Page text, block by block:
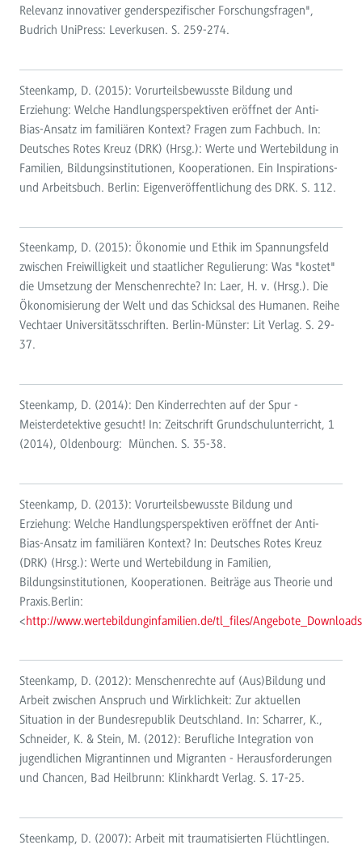
Relevanz innovativer genderspezifischer Forschungsfragen",
Budrich UniPress: Leverkusen. S. 259-274.
Steenkamp, D. (2015): Vorurteilsbewusste Bildung und
Erziehung: Welche Handlungsperspektiven eröffnet der Anti-
Bias-Ansatz im familiären Kontext? Fragen zum Fachbuch. In:
Deutsches Rotes Kreuz (DRK) (Hrsg.): Werte und Wertebildung in
Familien, Bildungsinstitutionen, Kooperationen. Ein Inspirations-
und Arbeitsbuch. Berlin: Eigenveröffentlichung des DRK. S. 112.
Steenkamp, D. (2015): Ökonomie und Ethik im Spannungsfeld
zwischen Freiwilligkeit und staatlicher Regulierung: Was "kostet"
die Umsetzung der Menschenrechte? In: Laer, H. v. (Hrsg.). Die
Ökonomisierung der Welt und das Schicksal des Humanen. Reihe
Vechtaer Universitätsschriften. Berlin-Münster: Lit Verlag. S. 29-
37.
Steenkamp, D. (2014): Den Kinderrechten auf der Spur -
Meisterdetektive gesucht! In: Zeitschrift Grundschulunterricht, 1
(2014), Oldenbourg: München. S. 35-38.
Steenkamp, D. (2013): Vorurteilsbewusste Bildung und
Erziehung: Welche Handlungsperspektiven eröffnet der Anti-
Bias-Ansatz im familiären Kontext? In: Deutsches Rotes Kreuz
(DRK) (Hrsg.): Werte und Wertebildung in Familien,
Bildungsinstitutionen, Kooperationen. Beiträge aus Theorie und
Praxis.Berlin:
<http://www.wertebildunginfamilien.de/tl_files/
Steenkamp, D. (2012): Menschenrechte auf (Aus)Bildung und
Arbeit zwischen Anspruch und Wirklichkeit: Zur aktuellen
Situation in der Bundesrepublik Deutschland. In: Scharrer, K.,
Schneider, K. & Stein, M. (2012): Berufliche Integration von
jugendlichen Migrantinnen und Migranten - Herausforderungen
und Chancen, Bad Heilbrunn: Klinkhardt Verlag. S. 17-25.
Steenkamp, D. (2007): Arbeit mit traumatisierten Flüchtlingen.